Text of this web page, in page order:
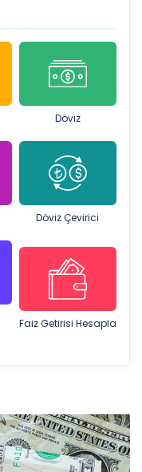
Döviz
Döviz Çevirici
Faiz Getirisi Hesapla